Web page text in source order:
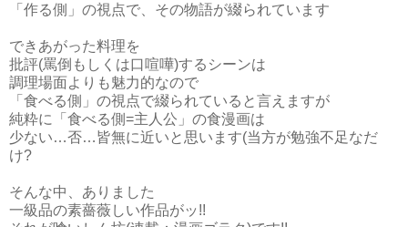
「作る側」の視点で、その物語が綴られています
できあがった料理を
批評(罵倒もしくは口喧嘩)するシーンは
調理場面よりも魅力的なので
「食べる側」の視点で綴られていると言えますが
純粋に「食べる側=主人公」の食漫画は
少ない…否…皆無に近いと思います(当方が勉強不足なだ
け?
そんな中、ありました
一級品の素薔薇しい作品がッ!!